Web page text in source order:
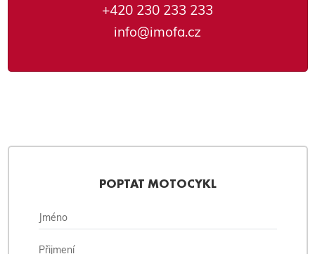
+420 230 233 233
info@imofa.cz
POPTAT MOTOCYKL